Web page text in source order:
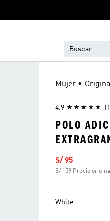
Mujer •
4.9
POLO
Precio de venta
S/ 95
S/ 159 Precio
White